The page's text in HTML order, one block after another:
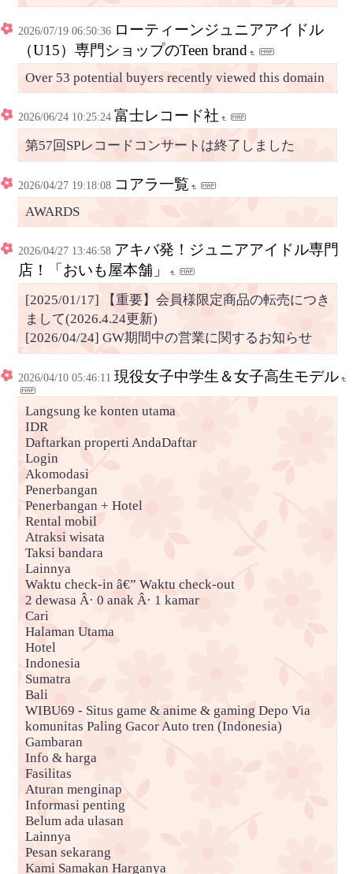
2026/07/19 06:50:36 ローティーンジュニアアイドル
（U15）専門ショップのTeen brand
Over 53 potential buyers recently viewed this domain
2026/06/24 10:25:24 富士レコード社
第57回SPレコードコンサートは終了しました
2026/04/27 19:18:08 コアラ一覧
AWARDS
2026/04/27 13:46:58 アキバ発！ジュニアアイドル専門
店！「おいも屋本舗」
[2025/01/17] 【重要】会員様限定商品の転売につき
まして(2026.4.24更新)
[2026/04/24] GW期間中の営業に関するお知らせ
2026/04/10 05:46:11 現役女子中学生＆女子高生モデル
Langsung ke konten utama
IDR
Daftarkan properti AndaDaftar
Login
Akomodasi
Penerbangan
Penerbangan + Hotel
Rental mobil
Atraksi wisata
Taksi bandara
Lainnya
Waktu check-in â€” Waktu check-out
2 dewasa Â· 0 anak Â· 1 kamar
Cari
Halaman Utama
Hotel
Indonesia
Sumatra
Bali
WIBU69 - Situs game & anime & gaming Depo Via
komunitas Paling Gacor Auto tren (Indonesia)
Gambaran
Info & harga
Fasilitas
Aturan menginap
Informasi penting
Belum ada ulasan
Lainnya
Pesan sekarang
Kami Samakan Harganya